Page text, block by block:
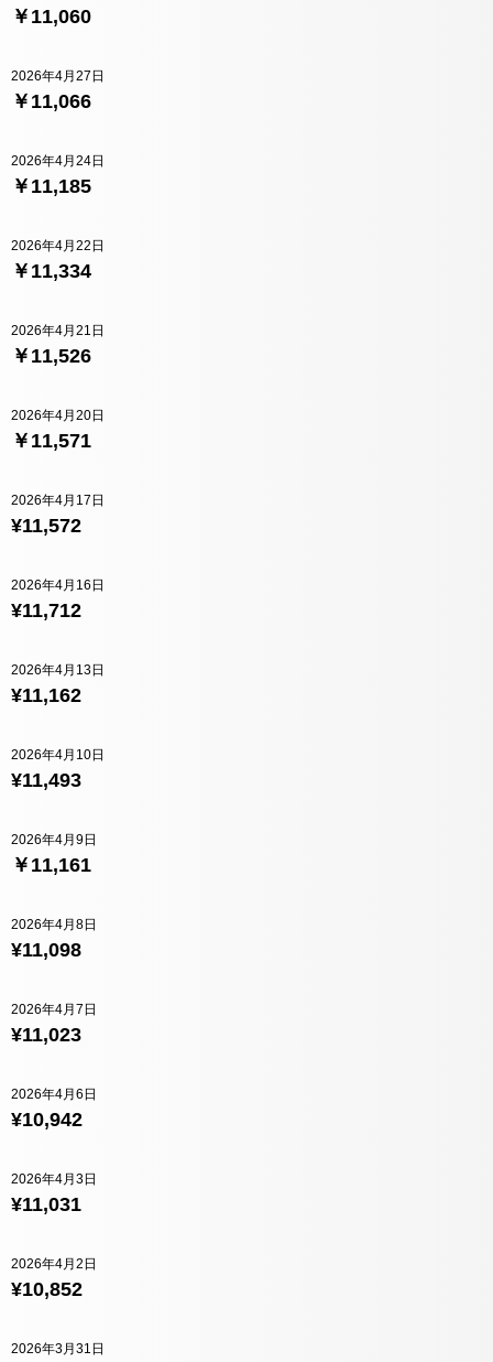
￥11,060
￥11,066
2026年4月27日
￥11,185
2026年4月24日
￥11,334
2026年4月22日
￥11,526
2026年4月21日
￥11,571
2026年4月20日
¥11,572
2026年4月17日
¥11,712
2026年4月16日
¥11,162
2026年4月13日
¥11,493
2026年4月10日
￥11,161
2026年4月9日
¥11,098
2026年4月8日
¥11,023
2026年4月7日
¥10,942
2026年4月6日
¥11,031
2026年4月3日
¥10,852
2026年4月2日
2026年3月31日